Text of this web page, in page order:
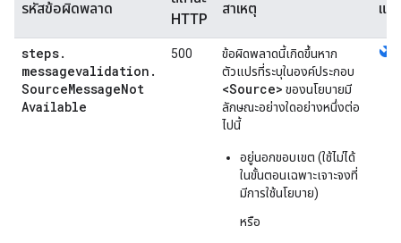
รหัสข้อผิดพลาด
HTTP
สาเหตุ แก้
steps.
messagevalidation .
SourceMessageNot
Available
500
ข้อผิดพลาดนี้เกิดขึ้นหาก
ตัวแปรที่ระบุในองค์ประกอบ
<Source> ของนโยบายมี
ลักษณะอย่างใดอย่างหนึ่งต่อ
ไปนี้
อยู่นอกขอบเขต (ใช้ไม่ได้
ในขั้นตอนเฉพาะเจาะจงที่
มีการใช้นโยบาย)
หรือ
build